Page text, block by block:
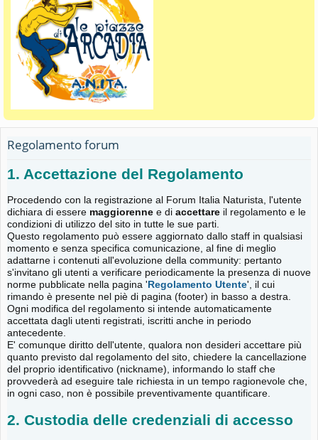
Regolamento forum
1. Accettazione del Regolamento
Procedendo con la registrazione al Forum Italia Naturista, l'utente
dichiara di essere maggiorenne e di accettare il regolamento e le
condizioni di utilizzo del sito in tutte le sue parti.
Questo regolamento può essere aggiornato dallo staff in qualsiasi
momento e senza specifica comunicazione, al fine di meglio
adattarne i contenuti all'evoluzione della community: pertanto
s'invitano gli utenti a verificare periodicamente la presenza di nuove
norme pubblicate nella pagina ' Regolamento Utente', il cui
rimando è presente nel piè di pagina (footer) in basso a destra.
Ogni modifica del regolamento si intende automaticamente
accettata dagli utenti registrati, iscritti anche in periodo
antecedente.
E' comunque diritto dell'utente, qualora non desideri accettare più
quanto previsto dal regolamento del sito, chiedere la cancellazione
del proprio identificativo (nickname), informando lo staff che
provvederà ad eseguire tale richiesta in un tempo ragionevole che,
in ogni caso, non è possibile preventivamente quantificare.
2. Custodia delle credenziali di accesso